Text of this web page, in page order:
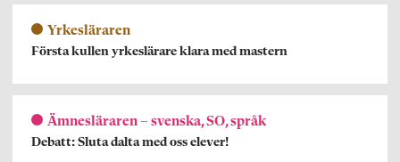
Yrkesläraren
Första kullen yrkeslärare klara med mastern
Ämnesläraren – svenska, SO, språk
Debatt: Sluta dalta med oss elever!